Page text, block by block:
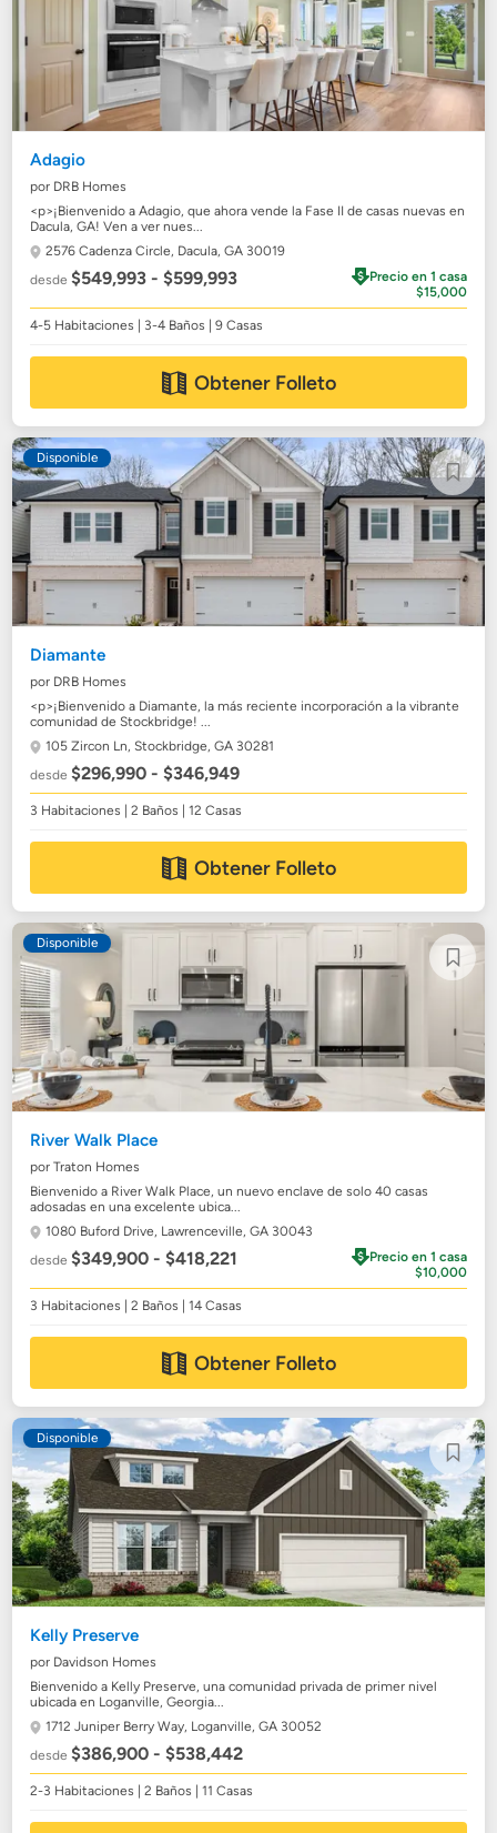
Adagio
por DRB Homes
<p>¡Bienvenido a Adagio, que ahora vende la Fase II de casas nuevas en
Dacula, GA! Ven a ver nues...
2576 Cadenza Circle, Dacula, GA 30019
desde$549,993 - $599,993
Precio en 1 casa
$15,000
4-5 Habitaciones | 3-4 Baños | 9 Casas
Obtener Folleto
Disponible
Diamante
por DRB Homes
<p>¡Bienvenido a Diamante, la más reciente incorporación a la vibrante
comunidad de Stockbridge! ...
105 Zircon Ln,Stockbridge, GA 30281
desde$296,990 - $346,949
3 Habitaciones | 2 Baños | 12 Casas
Obtener Folleto
Disponible
River Walk Place
por Traton Homes
Bienvenido a River Walk Place, un nuevo enclave de solo 40 casas
adosadas en una excelente ubica...
1080 Buford Drive, Lawrenceville, GA 30043
desde$349,900 - $418,221
Precio en 1 casa
$10,000
3 Habitaciones | 2 Baños | 14 Casas
Obtener Folleto
Disponible
Kelly Preserve
por Davidson Homes
Bienvenido a Kelly Preserve, una comunidad privada de primer nivel
ubicada en Loganville, Georgia...
1712 Juniper Berry Way, Loganville, GA 30052
desde$386,900 - $538,442
2-3 Habitaciones | 2 Baños | 11 Casas